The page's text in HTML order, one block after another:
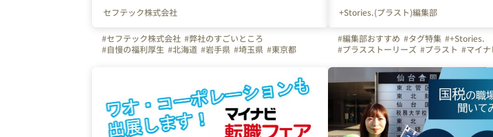
セフテック株式会社
#セフテック株式会社 #弊社のすごいところ
#自慢の福利厚生 #北海道 #岩手県 #埼玉県 #東京都
+Stories.(プラスト)編集部
#編集部おすすめ #タグ特集 #+Stories.
#プラスストーリーズ #プラスト #マイナ
#写真で伝える会社の雰囲気 #広島県 #東
#愛知県 #大阪府 #兵庫県 #岡山県 #福岡
#埼玉県 #栃木県 #北海道 #宮城県 #青森
#福島県 #静岡県 #長野県 #佐賀県 #長崎
#鹿児島県 #沖縄県